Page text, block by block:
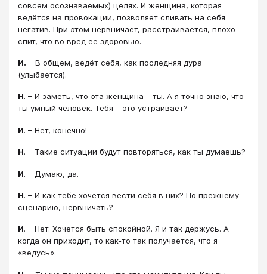
совсем осознаваемых) целях. И женщина, которая
ведётся на провокации, позволяет сливать на себя
негатив. При этом нервничает, расстраивается, плохо
спит, что во вред её здоровью.
И. – В общем, ведёт себя, как последняя дура
(улыбается).
Н. – И заметь, что эта женщина – ты. А я точно знаю, что
ты умный человек. Тебя – это устраивает?
И. – Нет, конечно!
Н. – Такие ситуации будут повторяться, как ты думаешь?
И. – Думаю, да.
Н. – И как тебе хочется вести себя в них? По прежнему
сценарию, нервничать?
И. – Нет. Хочется быть спокойной. Я и так держусь. А
когда он приходит, то как-то так получается, что я
«ведусь».